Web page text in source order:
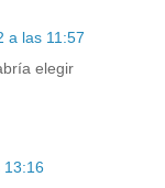
a las 11:57
elegir
13:16